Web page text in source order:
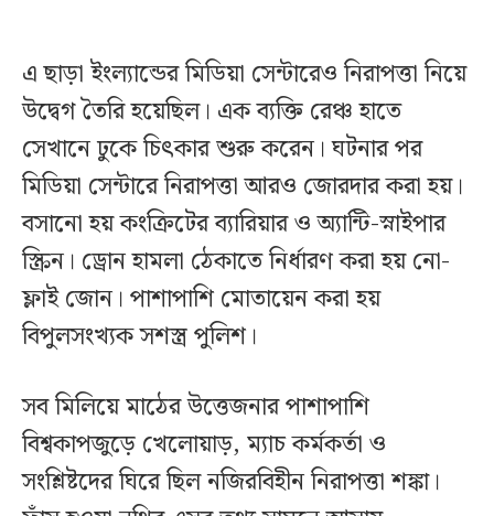
এ ছাড়া ইংল্যান্ডের মিডিয়া সেন্টারেও নিরাপত্তা নিয়ে
উদ্বেগ তৈরি হয়েছিল। এক ব্যক্তি রেঞ্চ হাতে
সেখানে ঢুকে চিৎকার শুরু করেন। ঘটনার পর
মিডিয়া সেন্টারে নিরাপত্তা আরও জোরদার করা হয়।
বসানো হয় কংক্রিটের ব্যারিয়ার ও অ্যান্টি-স্নাইপার
স্ক্রিন। ড্রোন হামলা ঠেকাতে নির্ধারণ করা হয় নো-
ফ্লাই জোন। পাশাপাশি মোতায়েন করা হয়
বিপুলসংখ্যক সশস্ত্র পুলিশ।
সব মিলিয়ে মাঠের উত্তেজনার পাশাপাশি
বিশ্বকাপজুড়ে খেলোয়াড়, ম্যাচ কর্মকর্তা ও
সংশ্লিষ্টদের ঘিরে ছিল নজিরবিহীন নিরাপত্তা শঙ্কা।